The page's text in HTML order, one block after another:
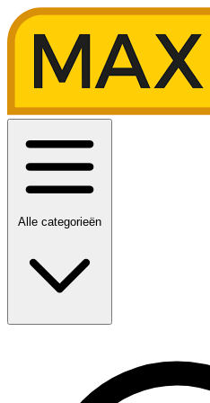
Alle categorieën